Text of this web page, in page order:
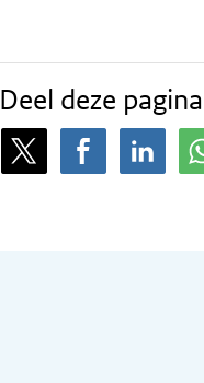
Deel deze pagina